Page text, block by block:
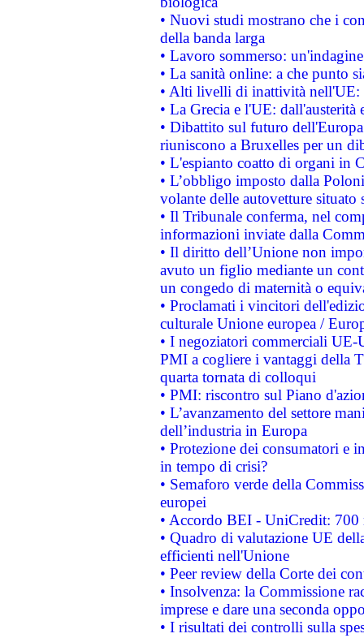
• Nuovi studi mostrano che i
della banda larga
• Lavoro sommerso:
• La sanità online: a che punto
• Alti livelli di inattività nell'UE:
• La Grecia e l'UE: dall'austerità
• Dibattito sul futuro
riuniscono a Bruxelles per un
• L'espianto coatto di organi in
• L’obbligo imposto dalla
volante delle autovetture
• Il Tribunale conferma, nel
informazioni inviate dalla
• Il diritto dell’Unione non
avuto un figlio mediante un
un congedo di maternità o
• Proclamati i vincitori
culturale Unione europea /
• I negoziatori commerciali UE-
PMI a cogliere i vantaggi della
quarta tornata di colloqui
• PMI: riscontro sul Piano
• L’avanzamento del settore
dell’industria in Europa
• Protezione dei consumatori e
in tempo di crisi?
• Semaforo verde della
europei
• Accordo BEI - UniCredit:
• Quadro di valutazione UE
efficienti nell'Unione
• Peer review della Corte dei
• Insolvenza: la Commissione
imprese e dare una seconda
• I risultati dei controlli sulla